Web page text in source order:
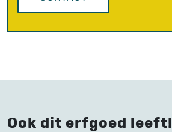
Ook dit erfgoed leeft!